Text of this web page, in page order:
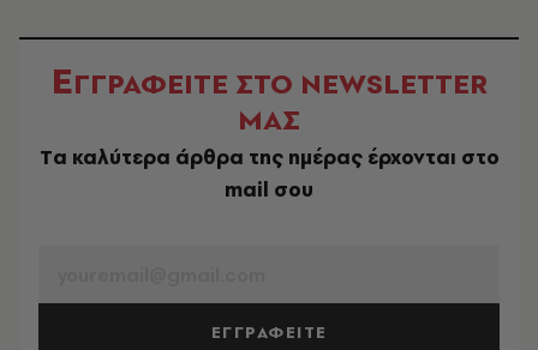
ΕΓΓΡΑΦΕΙΤΕ ΣΤΟ NEWSLETTER
ΜΑΣ
Tα καλύτερα άρθρα της ημέρας έρχονται στο
mail σου
ΕΓΓΡΑΦΕΙΤΕ